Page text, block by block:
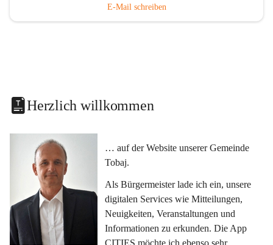
E-Mail schreiben
Herzlich willkommen
… auf der Website unserer Gemeinde
Tobaj.
Als Bürgermeister lade ich ein, unsere
digitalen Services wie Mitteilungen,
Neuigkeiten, Veranstaltungen und
Informationen zu erkunden. Die App
CITIES möchte ich ebenso sehr